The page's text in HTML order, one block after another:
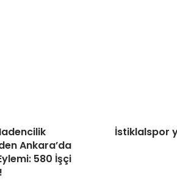
Ankara’da
580 İşçi
İstiklalspor